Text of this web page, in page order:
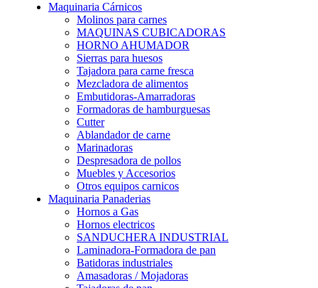
Maquinaria Cárnicos
Molinos para carnes
MAQUINAS CUBICADORAS
HORNO AHUMADOR
Sierras para huesos
Tajadora para carne fresca
Mezcladora de alimentos
Embutidoras-Amarradoras
Formadoras de hamburguesas
Cutter
Ablandador de carne
Marinadoras
Despresadora de pollos
Muebles y Accesorios
Otros equipos carnicos
Maquinaria Panaderias
Hornos a Gas
Hornos electricos
SANDUCHERA INDUSTRIAL
Laminadora-Formadora de pan
Batidoras industriales
Amasadoras / Mojadoras